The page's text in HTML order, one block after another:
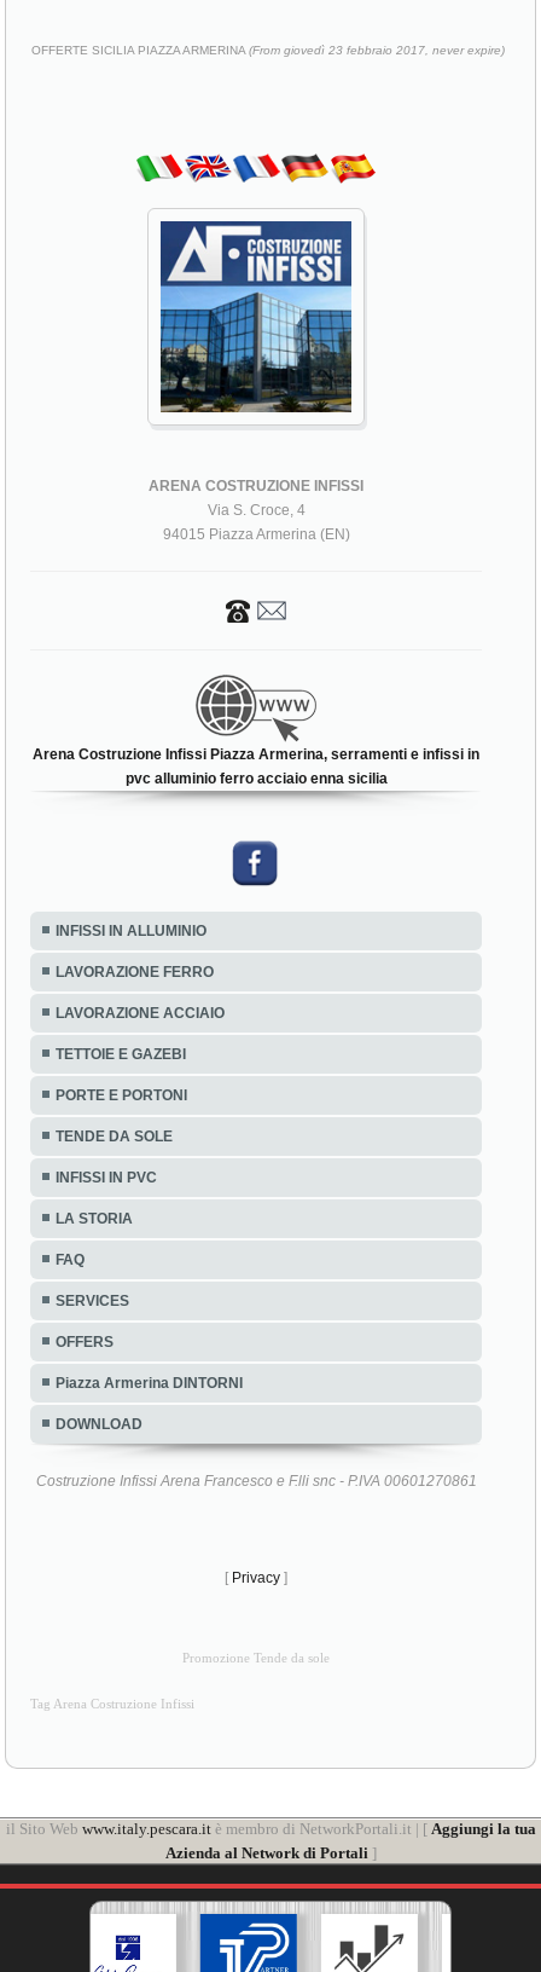
OFFERTE SICILIA PIAZZA ARMERINA(From giovedì 23 febbraio 2017, never expire)
ARENA COSTRUZIONE INFISSI
Via S. Croce, 4
94015 Piazza Armerina (EN)
Arena Costruzione Infissi Piazza Armerina, serramenti e infissi in
pvc alluminio ferro acciaio enna sicilia
INFISSI IN ALLUMINIO
LAVORAZIONE FERRO
LAVORAZIONE ACCIAIO
TETTOIE E GAZEBI
PORTE E PORTONI
TENDE DA SOLE
INFISSI IN PVC
LA STORIA
FAQ
SERVICES
OFFERS
Piazza Armerina DINTORNI
DOWNLOAD
Costruzione Infissi Arena Francesco e F.lli snc - P.IVA 00601270861
[ Privacy ]
Promozione Tende da sole
Tag Arena Costruzione Infissi
il Sito Web www.italy.pescara.itè membro di NetworkPortali.it | [ Aggiungi la tua
Azienda al Network di Portali ]